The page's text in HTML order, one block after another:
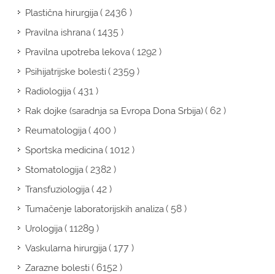
Plastična hirurgija( 2436 )
Pravilna ishrana( 1435 )
Pravilna upotreba lekova( 1292 )
Psihijatrijske bolesti( 2359 )
Radiologija( 431 )
Rak dojke (saradnja sa Evropa Dona Srbija)( 62 )
Reumatologija( 400 )
Sportska medicina( 1012 )
Stomatologija( 2382 )
Transfuziologija( 42 )
Tumačenje laboratorijskih analiza( 58 )
Urologija( 11289 )
Vaskularna hirurgija( 177 )
Zarazne bolesti( 6152 )